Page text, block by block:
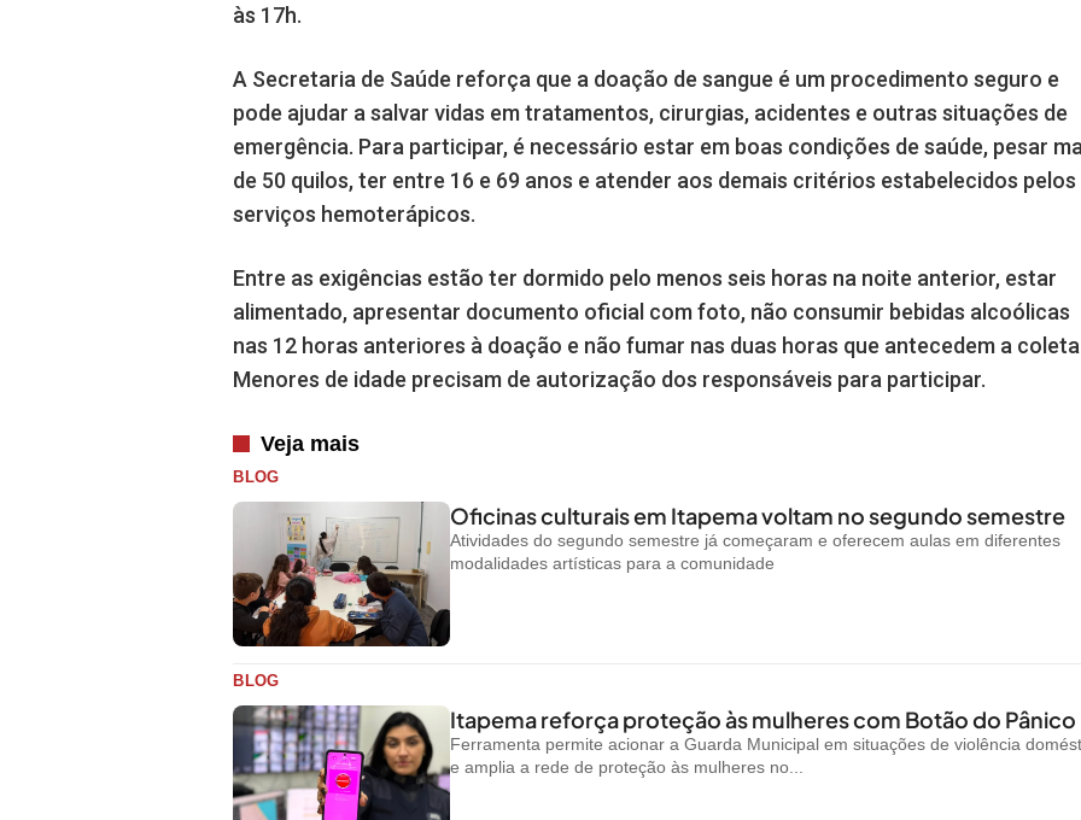
às 17h.
A Secretaria de Saúde reforça que a doação de sangue é um procedimento seguro e
pode ajudar a salvar vidas em tratamentos, cirurgias, acidentes e outras situações de
emergência. Para participar, é necessário estar em boas condições de saúde, pesar
de 50 quilos, ter entre 16 e 69 anos e atender aos demais critérios estabelecidos pelos
serviços hemoterápicos.
Entre as exigências estão ter dormido pelo menos seis horas na noite anterior, estar
alimentado, apresentar documento oficial com foto, não consumir bebidas alcoólicas
nas 12 horas anteriores à doação e não fumar nas duas horas que antecedem a
Menores de idade precisam de autorização dos responsáveis para participar.
Veja mais
BLOG
Oficinas culturais em Itapema voltam no segundo semestre
Atividades do segundo semestre já começaram e oferecem aulas em diferentes
modalidades artísticas para a comunidade
BLOG
Itapema reforça proteção às mulheres com Botão do Pânico
Ferramenta permite acionar a Guarda Municipal em situações de violência
e amplia a rede de proteção às mulheres no...